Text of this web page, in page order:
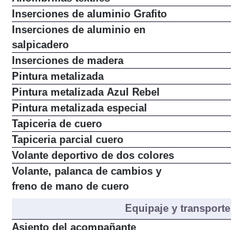
Inserciones de aluminio Grafito
Inserciones de aluminio en
salpicadero
Inserciones de madera
Pintura metalizada
Pintura metalizada Azul Rebel
Pintura metalizada especial
Tapiceria de cuero
Tapiceria parcial cuero
Volante deportivo de dos colores
Volante, palanca de cambios y
freno de mano de cuero
Equipaje y transporte
Asiento del acompañante